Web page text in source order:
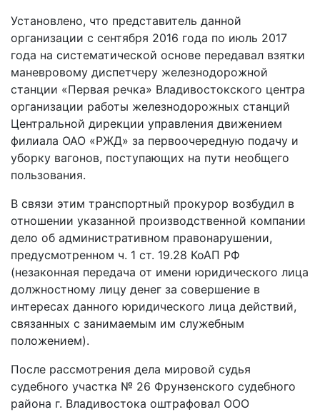
Установлено, что представитель данной
организации с сентября 2016 года по июль 2017
года на систематической основе передавал взятки
маневровому диспетчеру железнодорожной
станции «Первая речка» Владивостокского центра
организации работы железнодорожных станций
Центральной дирекции управления движением
филиала ОАО «РЖД» за первоочередную подачу и
уборку вагонов, поступающих на пути необщего
пользования.
В связи этим транспортный прокурор возбудил в
отношении указанной производственной компании
дело об административном правонарушении,
предусмотренном ч. 1 ст. 19.28 КоАП РФ
(незаконная передача от имени юридического лица
должностному лицу денег за совершение в
интересах данного юридического лица действий,
связанных с занимаемым им служебным
положением).
После рассмотрения дела мировой судья
судебного участка № 26 Фрунзенского судебного
района г. Владивостока оштрафовал ООО